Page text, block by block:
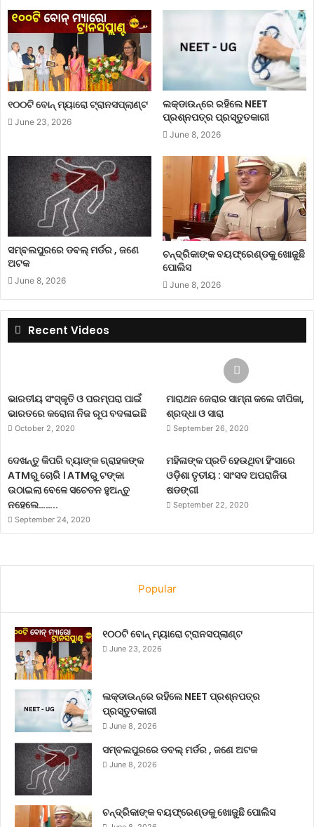
୧୦୦ଟି ବୋନ୍ ମ୍ୟାରୋ ଟ୍ରାନସପ୍ଲାଣ୍ଟ
June 23, 2026
ଲକ୍‌ଡାଉନ୍‌ରେ ରହିଲେ NEET
ପ୍ରଶ୍ନପତ୍ର ପ୍ରସ୍ତୁତକାରୀ
June 8, 2026
ସମ୍ବଲପୁରରେ ଡବଲ୍ ମର୍ଡର , ଜଣେ
ଅଟକ
June 8, 2026
ଚନ୍ଦ୍ରିକାଙ୍କ ବୟଫ୍ରେଣ୍ଡକୁ ଖୋଜୁଛି
ପୋଲିସ
June 8, 2026
Recent Videos
ଭାରତୀୟ ସଂସ୍କୃତି ଓ ପରମ୍ପରା ପାଇଁ
ଭାରତରେ କରୋନା ନିଜ ରୂପ ବଦଳାଇଛି
October 2, 2020
ମାରାଥନ ଜେରାର ସାମ୍ନା କଲେ ଦୀପିକା,
ଶ୍ରଦ୍ଧା ଓ ସାରା
September 26, 2020
ଦେଖନ୍ତୁ କିପରି ବ୍ୟାଙ୍କ ଗ୍ରାହକଙ୍କ
ATMରୁ ଚୋରି । ATMରୁ ଟଙ୍କା
ଉଠାଇଲା ବେଳେ ସଚେତନ ହୁଅନ୍ତୁ
ନହେଲେ……..
September 24, 2020
ମହିଳାଙ୍କ ପ୍ରତି ହେଉଥିବା ହିଂସାରେ
ଓଡ଼ିଶା ତୃତୀୟ : ସାଂସଦ ଅପରାଜିତା
ଷଡଙ୍ଗୀ
September 22, 2020
Popular
୧୦୦ଟି ବୋନ୍ ମ୍ୟାରୋ ଟ୍ରାନସପ୍ଲାଣ୍ଟ
June 23, 2026
ଲକ୍‌ଡାଉନ୍‌ରେ ରହିଲେ NEET ପ୍ରଶ୍ନପତ୍ର
ପ୍ରସ୍ତୁତକାରୀ
June 8, 2026
ସମ୍ବଲପୁରରେ ଡବଲ୍ ମର୍ଡର , ଜଣେ ଅଟକ
June 8, 2026
ଚନ୍ଦ୍ରିକାଙ୍କ ବୟଫ୍ରେଣ୍ଡକୁ ଖୋଜୁଛି ପୋଲିସ